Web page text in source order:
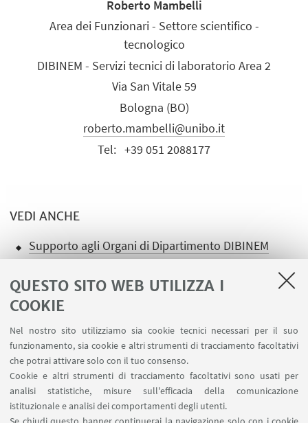
QUESTO SITO WEB UTILIZZA I
COOKIE
Nel nostro sito utilizziamo sia cookie tecnici necessari per il suo
funzionamento, sia cookie e altri strumenti di tracciamento facoltativi
che potrai attivare solo con il tuo consenso.
Cookie e altri strumenti di tracciamento facoltativi sono usati per
analisi statistiche, misure sull'efficacia della comunicazione
istituzionale e analisi dei comportamenti degli utenti.
Roberto Mambelli
Area dei Funzionari - Settore scientifico -
tecnologico
DIBINEM - Servizi tecnici di laboratorio Area 2
Via San Vitale 59
Bologna (BO)
roberto.mambelli@unibo.it
Tel: +39 051 2088177
VEDI ANCHE
Supporto agli Organi di Dipartimento DIBINEM
LINK UTILI
Ministero dell'Istruzione dell'Università e della Ricerca
Area riservata
Contatti